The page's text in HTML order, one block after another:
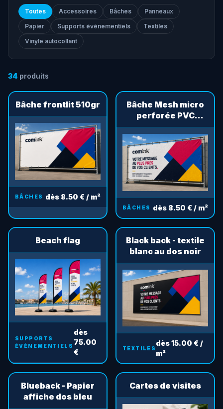
Toutes Accessoires Bâches
Panneaux
Papier
Supports évènementiels
Textiles
Vinyle autocollant
34 produits
Bâche frontlit 510gr
BÂCHES dès 8.50 € / m²
Bâche Mesh micro
perforée PVC
270gr
BÂCHES dès 8.50 € / m²
Beach flag
SUPPORTS
ÉVÈNEMENTIELS
dès
75.00
€
Black back - textile
blanc au dos noir
TEXTILES
dès 15.00 € /
m²
Blueback - Papier
affiche dos bleu
Cartes de visites